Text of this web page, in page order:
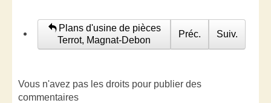
Plans d'usine de pièces
Terrot, Magnat-Debon
Préc. Suiv.
Vous n'avez pas les droits pour publier des
commentaires